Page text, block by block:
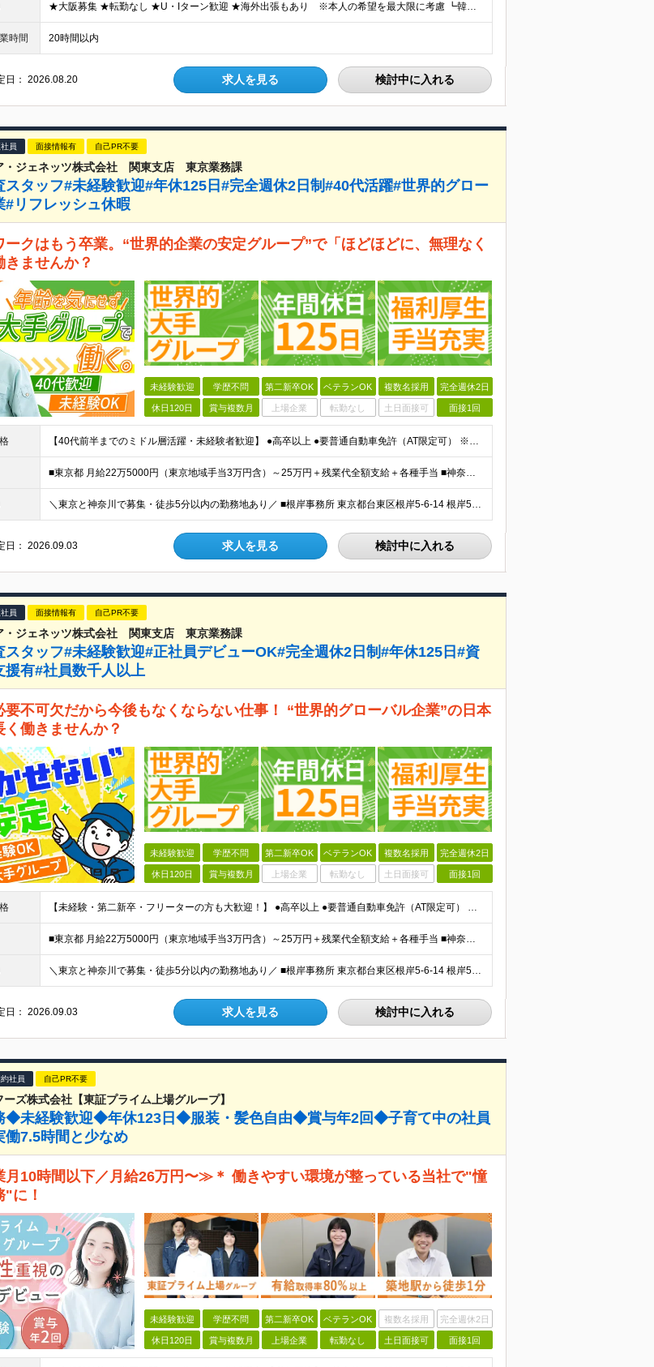
★大阪募集 ★転勤なし ★U・Iターン歓迎 ★海外出張もあり ※本人の希望を最大限に考慮 ┗韓国やタイ、マレーシア、アメリカなどなど…様々な国に行けるチャンス！ 【本社】 大阪府大阪市東成区玉津1丁
時間 20時間以内
日：2026.08.20 求人を見る 検討中に入れる
員 面接情報有 自己PR不要
・ジェネッツ株式会社 関東支店 東京業務課
スタッフ#未経験歓迎#年休125日#完全週休2日制#40代活躍#世界的グロー
#リフレッシュ休暇
ークはもう卒業。“世界的企業の安定グループ”で「ほどほどに、無理なく
きませんか？
未経験歓迎 学歴不問 第二新卒OK ベテランOK 複数名採用 完全週休2日
休日120日 賞与複数月 上場企業 転勤なし 土日面接可 面接1回
【40代前半までのミドル層活躍・未経験者歓迎】 ●高卒以上 ●要普通自動車免許（AT限定可） ※特別な知識や経験は一切不要です！ ＜こんな方を歓迎します＞ ・安定した企業で、定年まで長く働き続けたい
■東京都 月給22万5000円（東京地域手当3万円含）～25万円＋残業代全額支給＋各種手当 ■神奈川県 月給19万5000円～24万円＋残業代全額支給＋各種手当 ※年齢・経験を考慮し決定 ※試用期
＼東京と神奈川で募集・徒歩5分以内の勤務地あり／ ■根岸事務所 東京都台東区根岸5-6-14 根岸5光ビル ■阿佐ヶ谷事務所 東京都杉並区成田東4-38-25 ■大橋事務所 東京都目黒区大橋2-8-1
日：2026.09.03 求人を見る 検討中に入れる
員 面接情報有 自己PR不要
・ジェネッツ株式会社 関東支店 東京業務課
スタッフ#未経験歓迎#正社員デビューOK#完全週休2日制#年休125日#資
援有#社員数千人以上
要不可欠だから今後もなくならない仕事！ “世界的グローバル企業”の日本
く働きませんか？
未経験歓迎 学歴不問 第二新卒OK ベテランOK 複数名採用 完全週休2日
休日120日 賞与複数月 上場企業 転勤なし 土日面接可 面接1回
【未経験・第二新卒・フリーターの方も大歓迎！】 ●高卒以上 ●要普通自動車免許（AT限定可） ※特別な経験やスキルは一切不問です！ ★求める人物像★ ・「ほどほどに、無理なく長く働きたい」方 ・安定
■東京都 月給22万5000円（東京地域手当3万円含）～25万円＋残業代全額支給＋各種手当 ■神奈川県 月給19万5000円～24万円＋残業代全額支給＋各種手当 ※年齢・経験を考慮し決定 ※試用期
＼東京と神奈川で募集・徒歩5分以内の勤務地あり／ ■根岸事務所 東京都台東区根岸5-6-14 根岸5光ビル ■阿佐ヶ谷事務所 東京都杉並区成田東4-38-25 ■大橋事務所 東京都目黒区大橋2-8-1
日：2026.09.03 求人を見る 検討中に入れる
社員 自己PR不要
ーズ株式会社【東証プライム上場グループ】
◆未経験歓迎◆年休123日◆服装・髪色自由◆賞与年2回◆子育て中の社員
7.5時間と少なめ
月10時間以下／月給26万円〜≫＊ 働きやすい環境が整っている当社で"憧
"に！
未経験歓迎 学歴不問 第二新卒OK ベテランOK 複数名採用 完全週休2日
休日120日 賞与複数月 上場企業 転勤なし 土日面接可 面接1回